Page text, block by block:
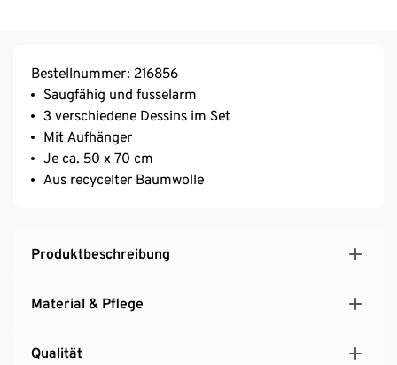
Bestellnummer: 216856
Saugfähig und fusselarm
3 verschiedene Dessins im Set
Mit Aufhänger
Je ca. 50 x 70 cm
Aus recycelter Baumwolle
Produktbeschreibung
Material & Pflege
Qualität